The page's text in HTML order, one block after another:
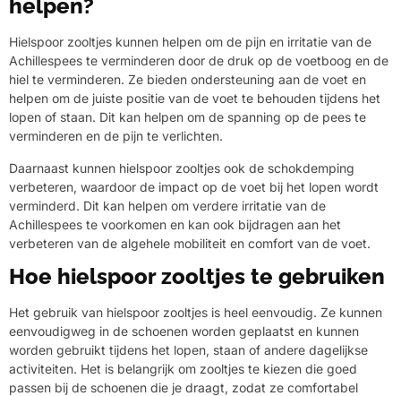
helpen?
Hielspoor zooltjes kunnen helpen om de pijn en irritatie van de
Achillespees te verminderen door de druk op de voetboog en de
hiel te verminderen. Ze bieden ondersteuning aan de voet en
helpen om de juiste positie van de voet te behouden tijdens het
lopen of staan. Dit kan helpen om de spanning op de pees te
verminderen en de pijn te verlichten.
Daarnaast kunnen hielspoor zooltjes ook de schokdemping
verbeteren, waardoor de impact op de voet bij het lopen wordt
verminderd. Dit kan helpen om verdere irritatie van de
Achillespees te voorkomen en kan ook bijdragen aan het
verbeteren van de algehele mobiliteit en comfort van de voet.
Hoe hielspoor zooltjes te gebruiken
Het gebruik van hielspoor zooltjes is heel eenvoudig. Ze kunnen
eenvoudigweg in de schoenen worden geplaatst en kunnen
worden gebruikt tijdens het lopen, staan of andere dagelijkse
activiteiten. Het is belangrijk om zooltjes te kiezen die goed
passen bij de schoenen die je draagt, zodat ze comfortabel